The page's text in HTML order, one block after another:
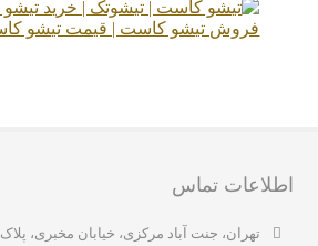
اطلاعات تماس
تهران، جنت آباد مرکزی، خیابان مخبری، پلاک 215، واحد 1 غربی